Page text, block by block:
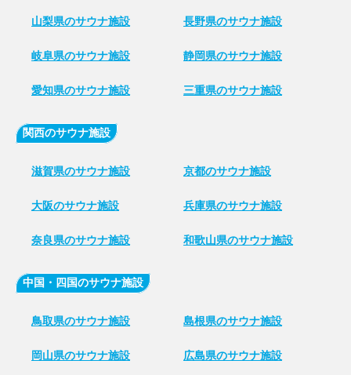
山梨県のサウナ施設 長野県のサウナ施設
岐阜県のサウナ施設 静岡県のサウナ施設
愛知県のサウナ施設 三重県のサウナ施設
関西のサウナ施設
滋賀県のサウナ施設 京都のサウナ施設
大阪のサウナ施設 兵庫県のサウナ施設
奈良県のサウナ施設 和歌山県のサウナ施設
中国・四国のサウナ施設
鳥取県のサウナ施設 島根県のサウナ施設
岡山県のサウナ施設 広島県のサウナ施設